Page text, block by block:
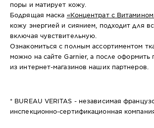
поры и матирует кожу.
Бодрящая маска «Концентрат с
кожу энергией и сиянием, подходит для
включая чувствительную.
Ознакомиться с полным ассортиментом
можно на сайте Garnier, а после оформить
из интернет-магазинов наших партнеров.
* BUREAU VERITAS - независимая
инспекционно-сертификационная